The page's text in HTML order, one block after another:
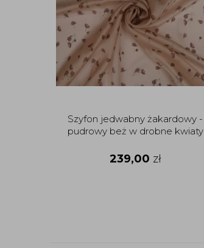
Szyfon jedwabny żakardowy -
pudrowy beż w drobne kwiaty
239,00 zł